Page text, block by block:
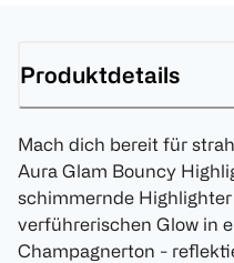
Produktdetails
Mach dich bereit für
Aura Glam Bouncy
schimmernde
verführerischen Glow in
Champagnerton -